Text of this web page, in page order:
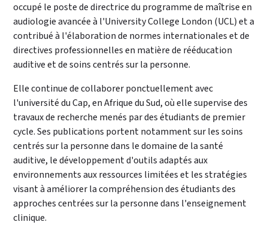
occupé le poste de directrice du programme de maîtrise en
audiologie avancée à l'University College London (UCL) et a
contribué à l'élaboration de normes internationales et de
directives professionnelles en matière de rééducation
auditive et de soins centrés sur la personne.
Elle continue de collaborer ponctuellement avec
l'université du Cap, en Afrique du Sud, où elle supervise des
travaux de recherche menés par des étudiants de premier
cycle. Ses publications portent notamment sur les soins
centrés sur la personne dans le domaine de la santé
auditive, le développement d'outils adaptés aux
environnements aux ressources limitées et les stratégies
visant à améliorer la compréhension des étudiants des
approches centrées sur la personne dans l'enseignement
clinique.